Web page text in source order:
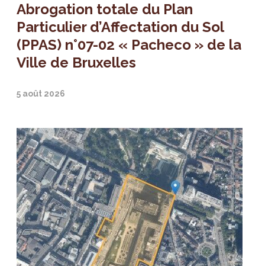
Abrogation totale du Plan
Particulier d’Affectation du Sol
(PPAS) n°07-02 « Pacheco » de la
Ville de Bruxelles
5 août 2026